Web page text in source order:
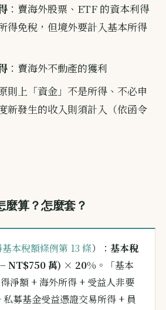
：賣海外股票、ETF 的資本利得
得免稅，但境外要計入基本所得
：賣海外不動產的獲利
則上「資金」不是所得、不必申
新發生的收入則須計入（依函令
麼算？怎麼套？
本稅額條例第 13 條）： 基本稅
− NT$750 萬) × 20% 。「基本
淨額 + 海外所得 + 受益人非要
募基金受益憑證交易所得 + 員